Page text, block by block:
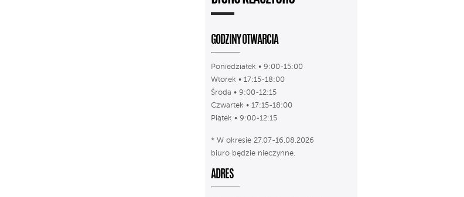
GODZINY OTWARCIA
Poniedziałek • 9:00-15:00
Wtorek • 17:15-18:00
Środa • 9:00-12:15
Czwartek • 17:15-18:00
Piątek • 9:00-12:15
* W okresie 27.07-16.08.2026
biuro będzie nieczynne.
ADRES